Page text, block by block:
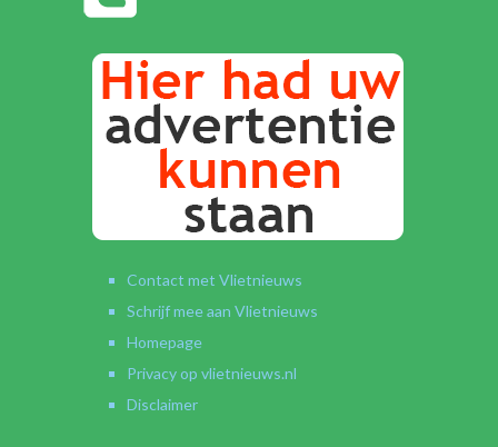
Contact met Vlietnieuws
Schrijf mee aan Vlietnieuws
Homepage
Privacy op vlietnieuws.nl
Disclaimer